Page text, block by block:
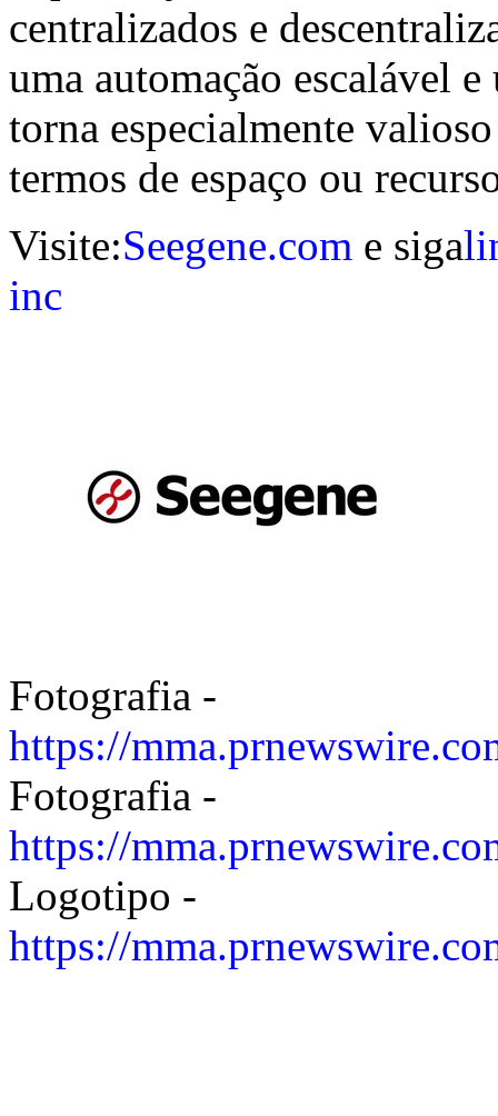
centralizados e
uma automação escalável
torna especialmente
termos de espaço ou
Visite:Seegene.com e siga
inc
Fotografia -
https://
Fotografia -
https://
Logotipo -
https://